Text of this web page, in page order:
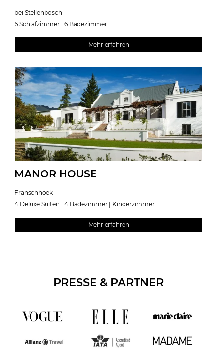
bei Stellenbosch
6 Schlafzimmer | 6 Badezimmer
Mehr erfahren
MANOR HOUSE
Franschhoek
4 Deluxe Suiten | 4 Badezimmer | Kinderzimmer
Mehr erfahren
PRESSE & PARTNER